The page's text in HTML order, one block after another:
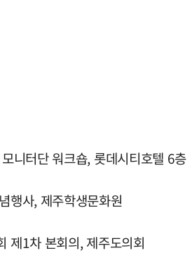
니터단 워크숍, 롯데시티호텔 6층
사, 제주학생문화원
1차 본회의, 제주도의회